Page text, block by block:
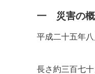
一 災害の
平成二十五年
長さ約三百七